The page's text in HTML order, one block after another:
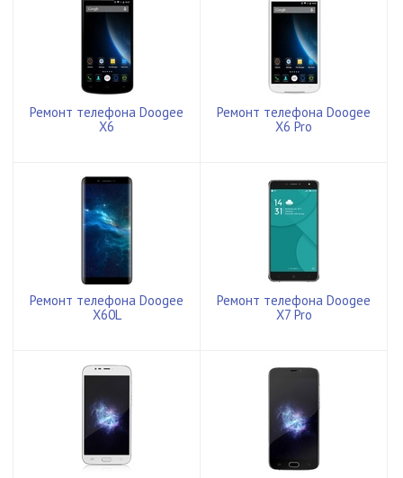
Ремонт телефона Doogee
X6
Ремонт телефона Doogee
X6 Pro
Ремонт телефона Doogee
X60L
Ремонт телефона Doogee
X7 Pro